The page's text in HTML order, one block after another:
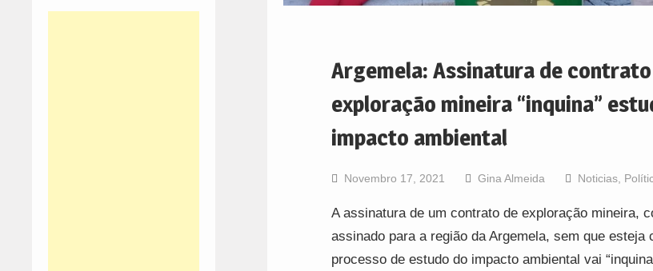
Argemela: Assinatura de
exploração mineira “inquina”
impacto ambiental
Novembro 17, 2021 Gina Almeida Noticias,
A assinatura de um contrato de exploração mineira,
assinado para a região da Argemela, sem que esteja
processo de estudo do impacto ambiental vai